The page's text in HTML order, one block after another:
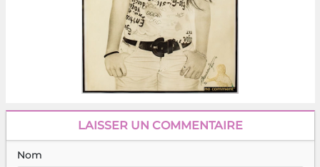
LAISSER UN COMMENTAIRE
Nom